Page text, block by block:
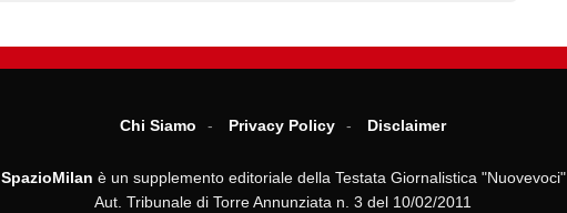
Chi Siamo Privacy Policy Disclaimer
SpazioMilan è un supplemento editoriale della Testata Giornalistica "Nuovevoci"
Aut. Tribunale di Torre Annunziata n. 3 del 10/02/2011